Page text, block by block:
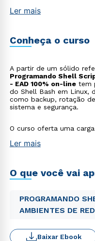
Ler mais
Conheça o curso
A partir de um sólido
Programando Shell
- EAD 100% on-line tem
do Shell Bash em Linux,
como backup, rotação
sistema e segurança.
O curso oferta uma
Ler mais
O que você vai
PROGRAMANDO
AMBIENTES DE
Baixar Ebook